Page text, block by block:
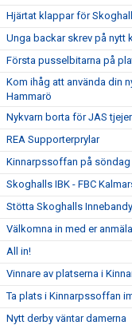
Hjärtat klappar för
Unga backar skrev på nytt
Första pusselbitarna på
Kom ihåg att använda din
Hammarö
Nykvarn borta för JAS
REA Supporterprylar
Kinnarpssoffan på söndag
Skoghalls IBK - FBC
Stötta Skoghalls
Välkomna in med er
All in!
Vinnare av platserna i
Ta plats i Kinnarpssoffan
Nytt derby väntar damerna